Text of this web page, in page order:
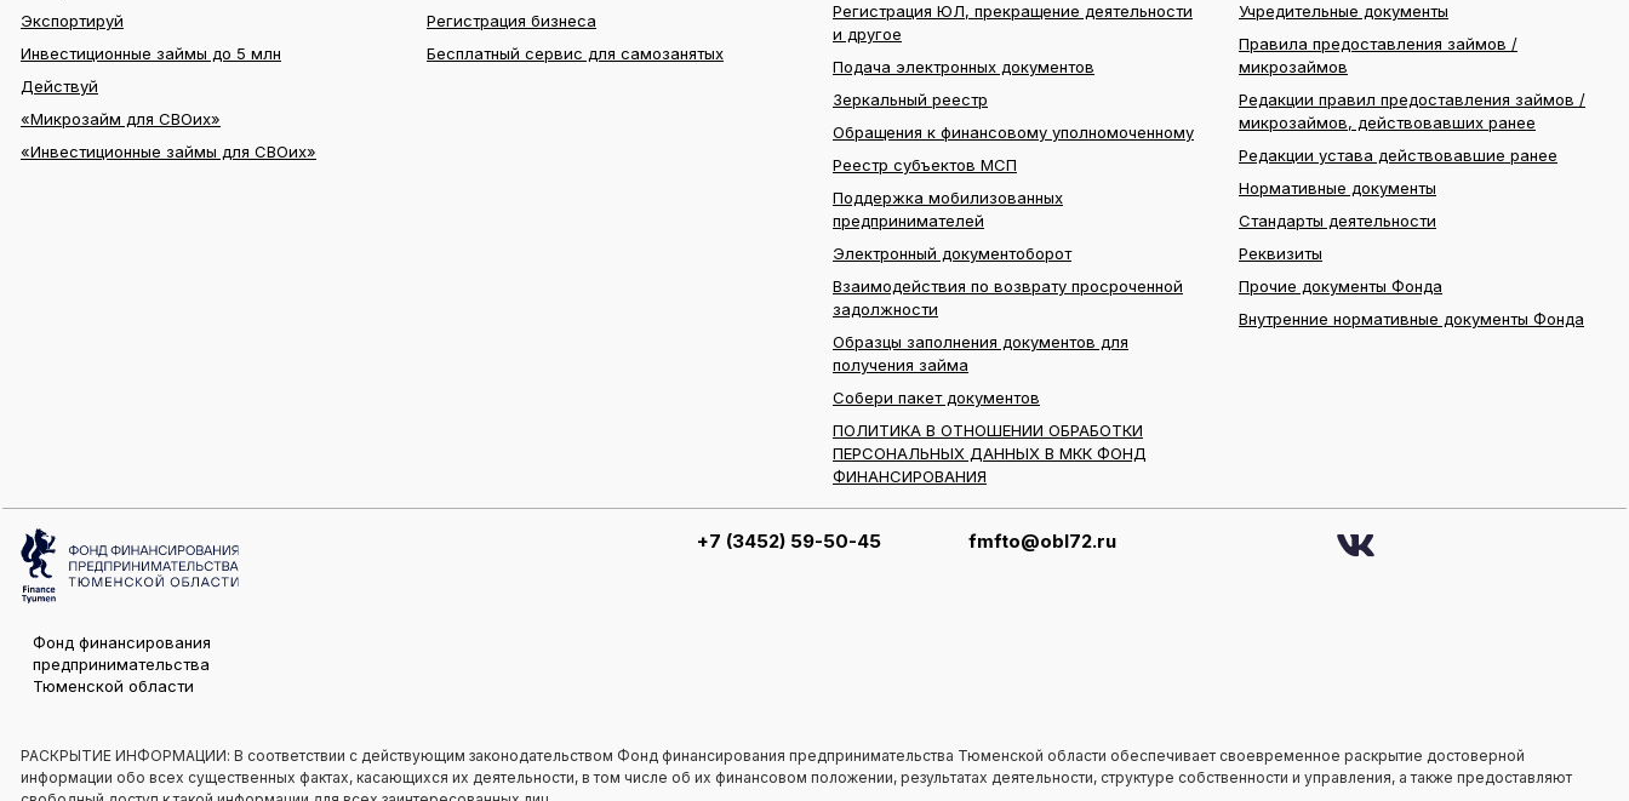
Экспортируй
Инвестиционные займы до 5 млн
Действуй
«Микрозайм для СВОих»
«Инвестиционные займы для СВОих»
Регистрация бизнеса
Бесплатный сервис для самозанятых
Регистрация ЮЛ, прекращение деятельности
и другое
Подача электронных документов
Зеркальный реестр
Обращения к финансовому уполномоченному
Реестр субъектов МСП
Поддержка мобилизованных
предпринимателей
Электронный документоборот
Взаимодействия по возврату просроченной
задолжности
Образцы заполнения документов для
получения займа
Собери пакет документов
ПОЛИТИКА В ОТНОШЕНИИ ОБРАБОТКИ
ПЕРСОНАЛЬНЫХ ДАННЫХ В МКК ФОНД
ФИНАНСИРОВАНИЯ
Учредительные документы
Правила предоставления займов /
микрозаймов
Редакции правил предоставления займов /
микрозаймов, действовавших ранее
Редакции устава действовавшие ранее
Нормативные документы
Стандарты деятельности
Реквизиты
Прочие документы Фонда
Внутренние нормативные документы Фонда
Фонд финансирования
предпринимательства
Тюменской области
+7 (3452) 59-50-45 fmfto@obl72.ru
РАСКРЫТИЕ ИНФОРМАЦИИ: В соответствии с действующим законодательством Фонд финансирования предпринимательства Тюменской области обеспечивает своевременное раскрытие достоверной
информации обо всех существенных фактах, касающихся их деятельности, в том числе об их финансовом положении, результатах деятельности, структуре собственности и управления, а также предоставляют